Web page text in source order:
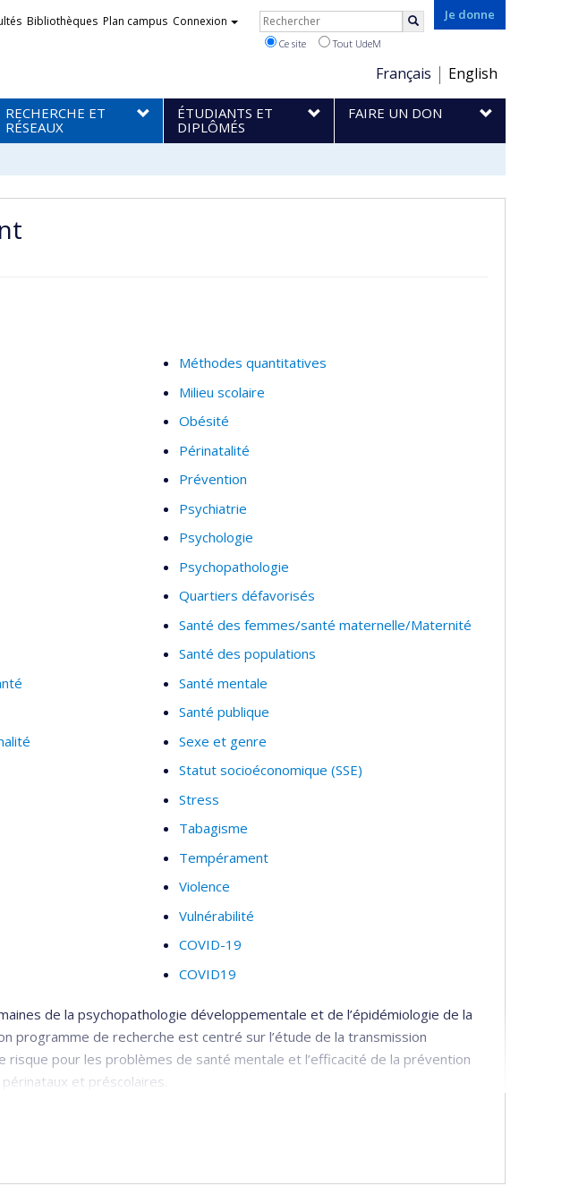
Je donne
Choix
de
la
langue
Français English
Bibliothèques Plan campus Connexion Rechercher
Ce site Tout UdeM
RECHERCHE ET
RÉSEAUX
ÉTUDIANTS ET
DIPLÔMÉS
FAIRE UN DON
Méthodes quantitatives
Milieu scolaire
Obésité
Périnatalité
Prévention
Psychiatrie
Psychologie
Psychopathologie
Quartiers défavorisés
Santé des femmes/santé maternelle/Maternité
Santé des populations
Santé mentale
Santé publique
Sexe et genre
Statut socioéconomique (SSE)
Stress
Tabagisme
Tempérament
Violence
Vulnérabilité
COVID-19
COVID19
de la psychopathologie développementale et de l’épidémiologie de la
programme de recherche est centré sur l’étude de la transmission
pour les problèmes de santé mentale et l’efficacité de la prévention
et préscolaires.
de recherche et un axe de transfert de connaissances :